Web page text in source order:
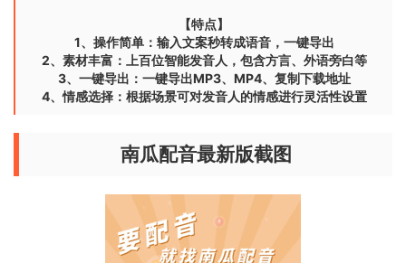
【特点】
1、操作简单：输入文案秒转成语音，一键导出
2、素材丰富：上百位智能发音人，包含方言、外语旁白等
3、一键导出：一键导出MP3、MP4、复制下载地址
4、情感选择：根据场景可对发音人的情感进行灵活性设置
南瓜配音最新版截图